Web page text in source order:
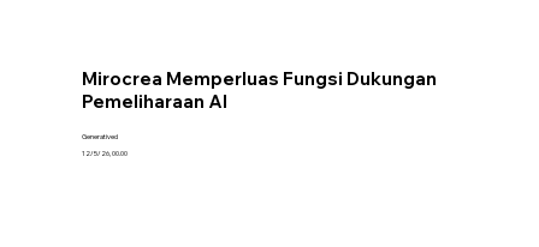
Mirocrea Memperluas Fungsi Dukungan
Pemeliharaan AI
Generatived
12/5/26, 00.00